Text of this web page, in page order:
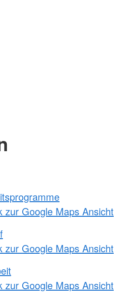
zur Google Maps Ansicht
zur Google Maps Ansicht
zur Google Maps Ansicht